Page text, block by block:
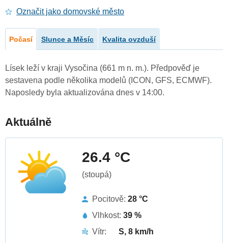
Označit jako domovské město
Počasí Slunce a Měsíc Kvalita ovzduší
Lísek leží v kraji Vysočina (661 m n. m.). Předpověď je
sestavena podle několika modelů (ICON, GFS, ECMWF).
Naposledy byla aktualizována dnes v 14:00.
Aktuálně
26.4 °C
(stoupá)
Pocitově: 28 °C
Vlhkost: 39 %
Vítr:
S, 8 km/h